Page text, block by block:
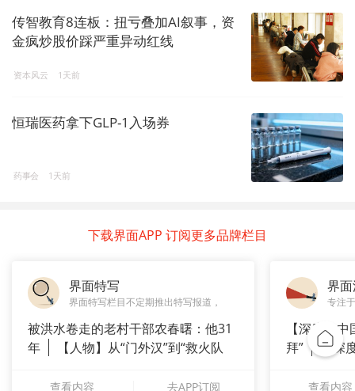
传智教育8连板：扭亏叠加AI叙事，资
金疯炒股价踩严重异动红线
资本风云 1天前
恒瑞医药拿下GLP-1入场券
药事会 1天前
下载界面APP 订阅更多品牌栏目
界面特写
界面特写栏目不定期推出特写报道，
被洪水卷走的老村干部农春曙：他31
年
【人物】从“门外汉”到“救火队
查看内容 去APP订阅
界
专注
【深度】
拜”
【深
查看内容